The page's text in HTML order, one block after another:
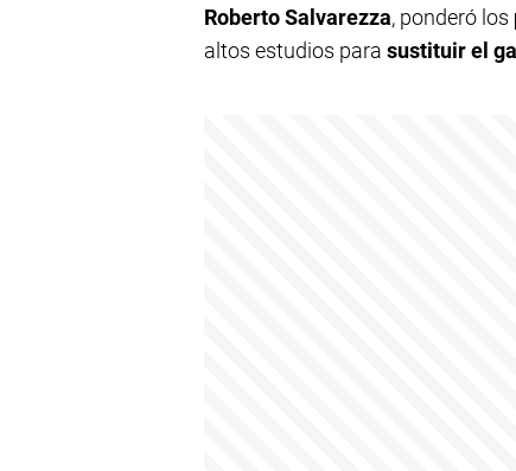
Roberto Salvarezza, ponderó los
altos estudios para sustituir el